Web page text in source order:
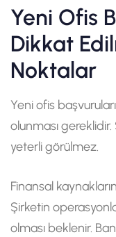
Yeni Ofis
Dikkat
Noktalar
Yeni ofis
olunması
yeterli görülmez.
Finansal
Şirketin
olması beklenir.